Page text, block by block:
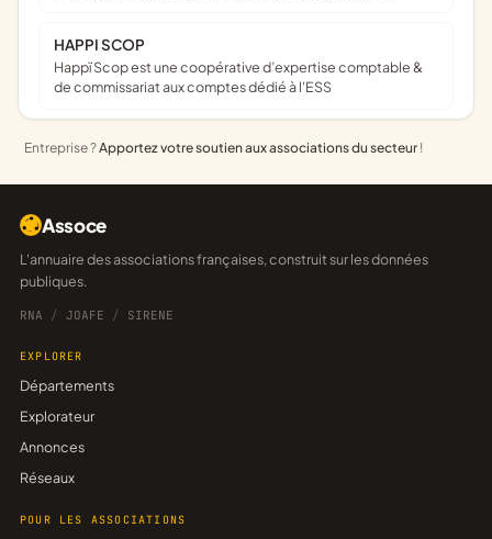
HAPPI SCOP
Happï Scop est une coopérative d’expertise comptable &
de commissariat aux comptes dédié à l'ESS
Entreprise ?Apportez votre soutien aux associations du secteur !
Assoce
L'annuaire des associations françaises, construit sur les données
publiques.
RNA / JOAFE / SIRENE
EXPLORER
Départements
Explorateur
Annonces
Réseaux
POUR LES ASSOCIATIONS